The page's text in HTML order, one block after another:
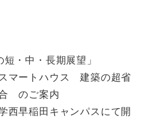
短・中・長期展望」
マートハウス 建築の超省
のご案内
西早稲田キャンパスにて開